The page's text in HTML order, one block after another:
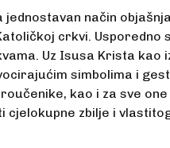
jednostavan način
crkvi.
Uz Isusa Krista
simbolima i
kao i za sve
zbilje i